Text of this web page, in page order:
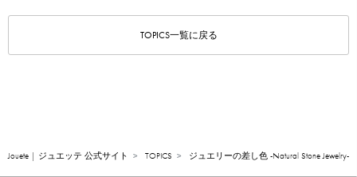
TOPICS一覧に戻る
Jouete | ジュエッテ 公式サイト TOPICS ジュエリーの差し色 -Natural Stone Jewelry-